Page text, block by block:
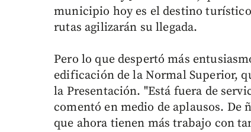
municipio hoy es el destino
rutas agilizarán su llegada.
Pero lo que despertó más
edificación de la Normal Superior,
la Presentación. "Está fuera de
comentó en medio de aplausos. De
que ahora tienen más trabajo con